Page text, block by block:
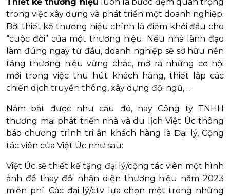
trong việc xây dựng và phát triển một doanh nghiệp.
Bởi thiết kế thương hiệu chính là điểm khởi đầu cho
“cuộc đời” của một thương hiệu. Nếu nhà lãnh đạo
làm đúng ngay từ đầu, doanh nghiệp sẽ sở hữu nền
tảng thương hiệu vững chắc, mở ra những cơ hội
mới trong việc thu hút khách hàng, thiết lập các
chiến dịch truyền thông, xây dựng đội ngũ,…
Nắm bắt được nhu cầu đó, nayCông ty TNHH
thương mại phát triển nhà và du lịch Việt Úc thông
báo chương trình tri ân khách hàng là Đại lý, Cộng
tác viên của Việt Úc như sau:
Việt Úc sẽ thiết kế tặng đại lý/cộng tác viên một hình
ảnh để thay đổi nhận diện thương hiệu năm 2023
miễn phí. Các đại lý/ctv lựa chọn một trong những